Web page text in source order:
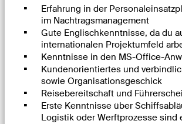
Erfahrung in der
im Nachtragsmanagement
Gute Englischkenntnisse, da du
internationalen Projektumfeld
Kenntnisse in den MS-Office-
Kundenorientiertes und
sowie Organisationsgeschick
Reisebereitschaft und
Erste Kenntnisse über
Logistik oder Werftprozesse sind